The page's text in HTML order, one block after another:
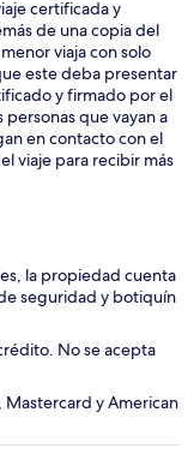
certificada y
de una copia del
viaja con solo
este deba presentar
y firmado por el
que vayan a
en contacto con el
viaje para recibir más
la propiedad cuenta
seguridad y botiquín
No se acepta
Mastercard y American